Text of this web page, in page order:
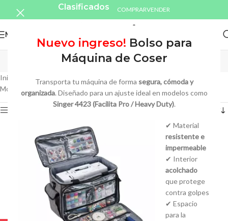
Nuevo ingreso! Bolso para
Máquina de Coser
Transporta tu máquina de forma segura, cómoda y
organizada. Diseñado para un ajuste ideal en modelos como
Singer 4423 (Facilita Pro / Heavy Duty).
✔ Material
resistente e
impermeable
✔ Interior
acolchado
que protege
contra golpes
✔ Espacio
para la
Clasificados COMPRARVENDER
MENU
Bordadoras
Inicio
Productos etiquetados “Bordadoras”
Mostrando los 11 resultados